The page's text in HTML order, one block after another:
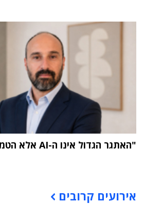
"האתגר הגדול אינו ה-AI אלא הטמעתה בארגון"
אירועים קרובים